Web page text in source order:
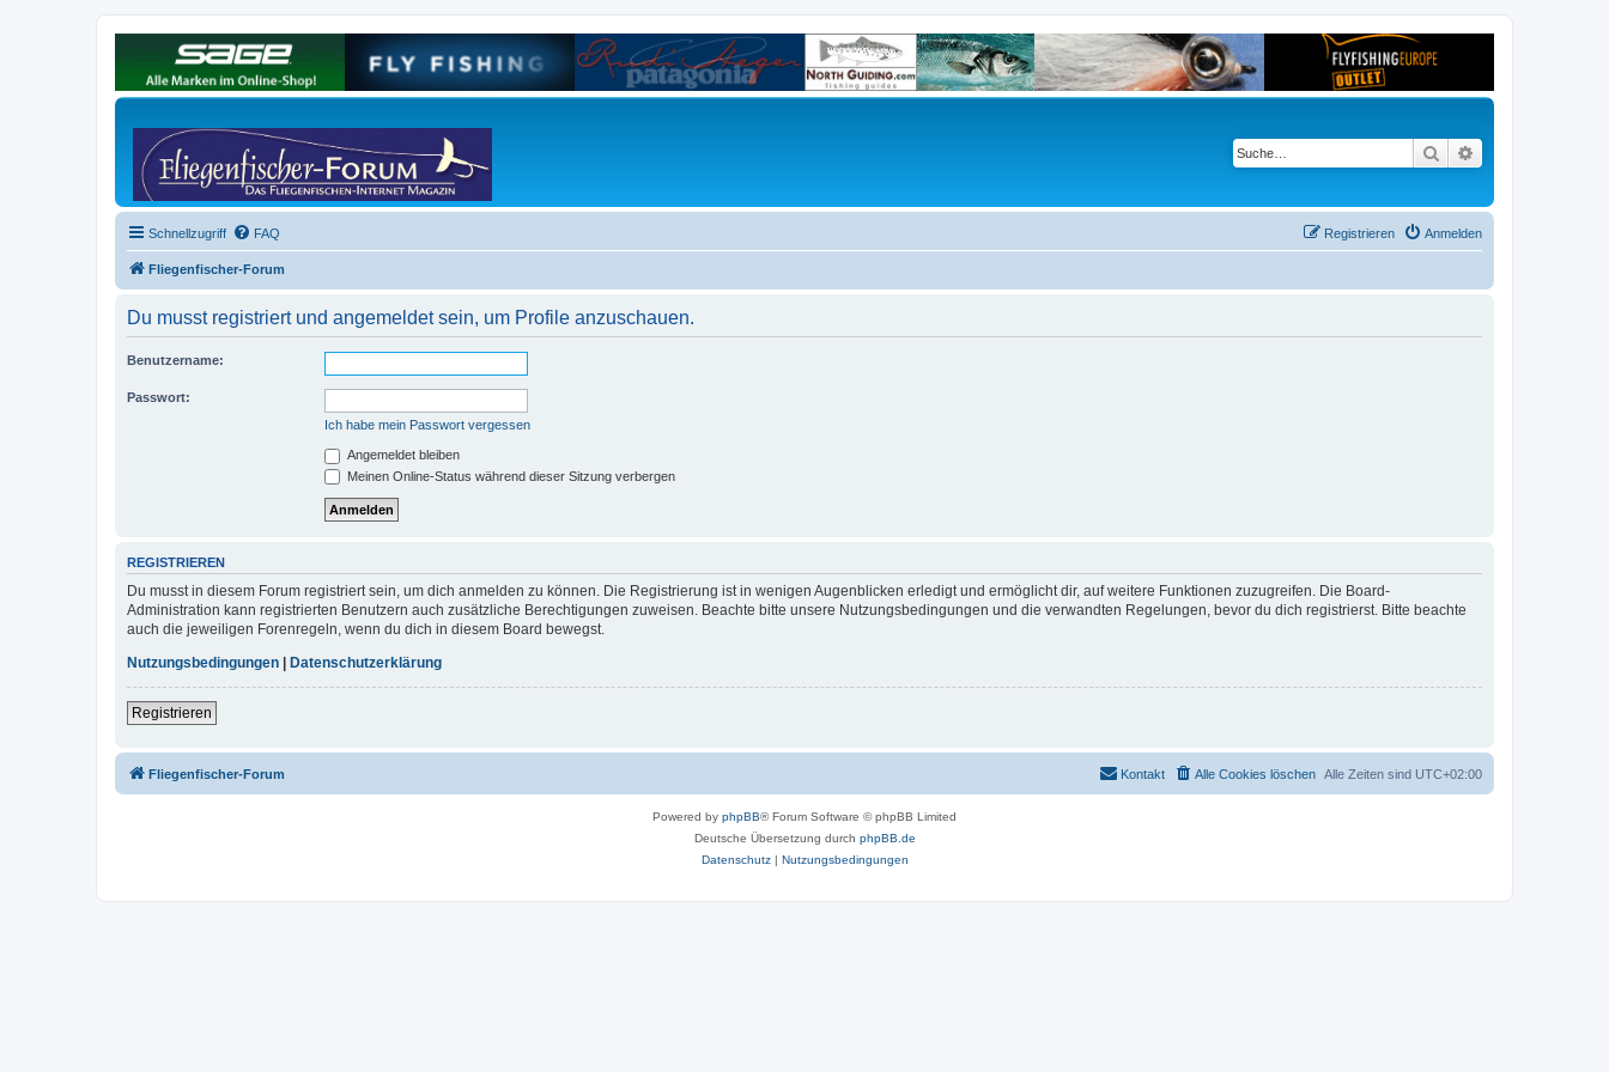
Suche
Schnellzugriff FAQ Anmelden
Registrieren
Fliegenfischer-Forum
Du musst registriert und angemeldet sein, um Profile anzuschauen.
Benutzername:
Passwort:
Ich habe mein Passwort vergessen
Angemeldet bleiben
Meinen Online-Status während dieser Sitzung verbergen
REGISTRIEREN
Du musst in diesem Forum registriert sein, um dich anmelden zu können. Die Registrierung ist in wenigen Augenblicken erledigt und ermöglicht dir, auf weitere Funktionen zuzugreifen. Die Board-
Administration kann registrierten Benutzern auch zusätzliche Berechtigungen zuweisen. Beachte bitte unsere Nutzungsbedingungen und die verwandten Regelungen, bevor du dich registrierst. Bitte beachte
auch die jeweiligen Forenregeln, wenn du dich in diesem Board bewegst.
Nutzungsbedingungen | Datenschutzerklärung
Registrieren
Fliegenfischer-Forum Alle Zeiten sind UTC+02:00
Alle Cookies löschen
Kontakt
Powered by phpBB® Forum Software © phpBB Limited
Deutsche Übersetzung durch phpBB.de
Datenschutz| Nutzungsbedingungen